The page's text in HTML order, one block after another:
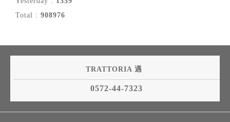
Total : 908976
TRATTORIA 遇
0572-44-7323